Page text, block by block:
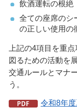
飲酒運転の根絶
全ての座席のシ
の正しい使用の
上記の4項目を重
図るための活動を
交通ルールとマナ
う。
令和8年